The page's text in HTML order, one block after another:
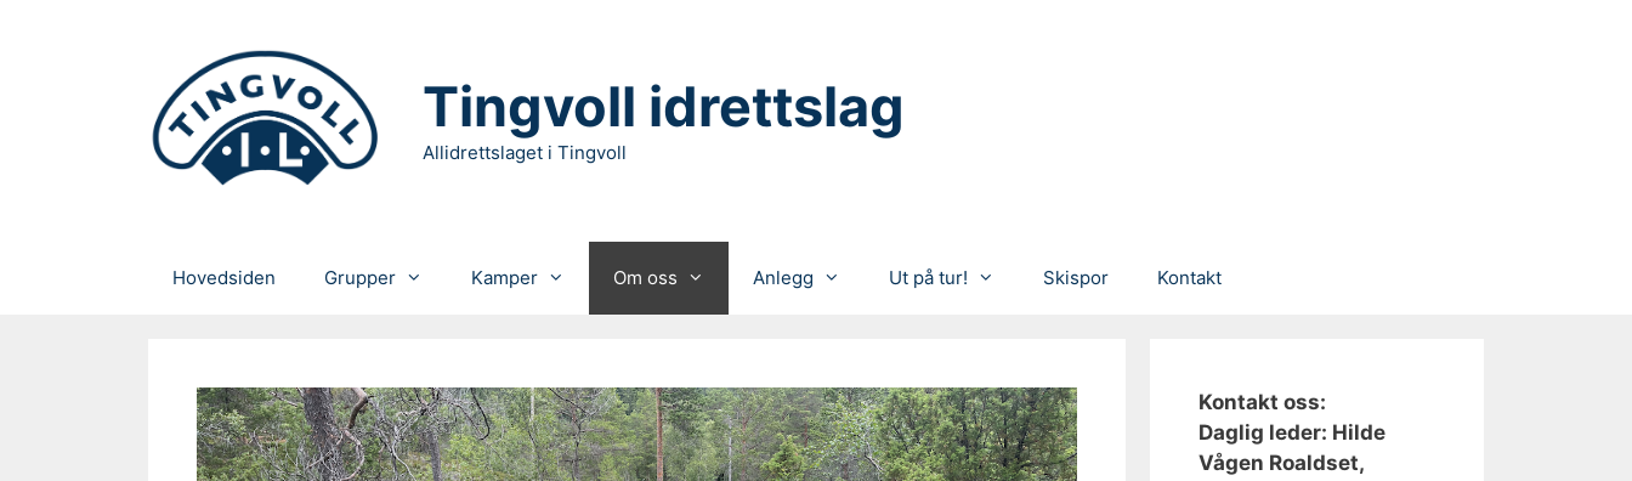
Tingvoll idrettslag
Allidrettslaget i Tingvoll
Hovedsiden Grupper Kamper Om oss Anlegg Ut på tur! Skispor Kontakt
Kontakt oss:
Daglig leder: Hilde
Vågen Roaldset,